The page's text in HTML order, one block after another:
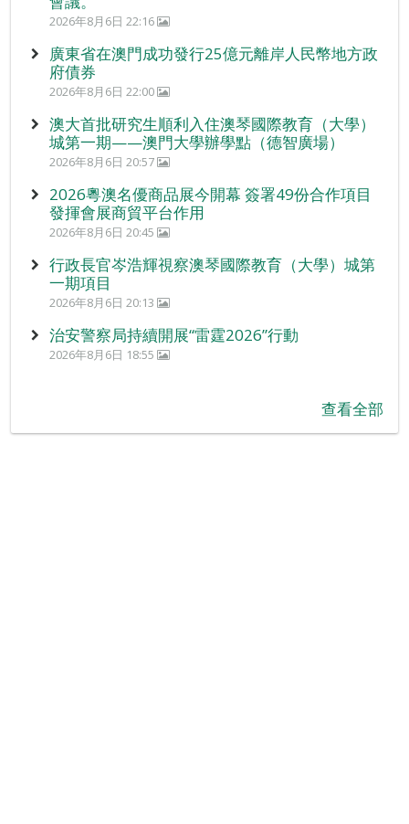
2026年8月6日 22:16
廣東省在澳門成功發行25億元離岸人民幣地方政
府債券
2026年8月6日 22:00
澳大首批研究生順利入住澳琴國際教育（大學）
城第一期——澳門大學辦學點（德智廣場）
2026年8月6日 20:57
2026粵澳名優商品展今開幕 簽署49份合作項目
發揮會展商貿平台作用
2026年8月6日 20:45
行政長官岑浩輝視察澳琴國際教育（大學）城第
一期項目
2026年8月6日 20:13
治安警察局持續開展“雷霆2026”行動
2026年8月6日 18:55
查看全部